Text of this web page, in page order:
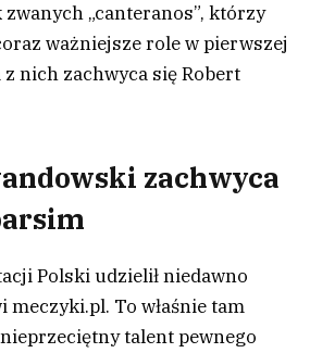
„canteranos”, którzy
ważniejsze role w pierwszej
nich zachwyca się Robert
zachwyca
Polski udzielił niedawno
To właśnie tam
talent pewnego